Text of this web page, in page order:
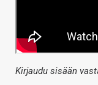
Kirjaudu sisään